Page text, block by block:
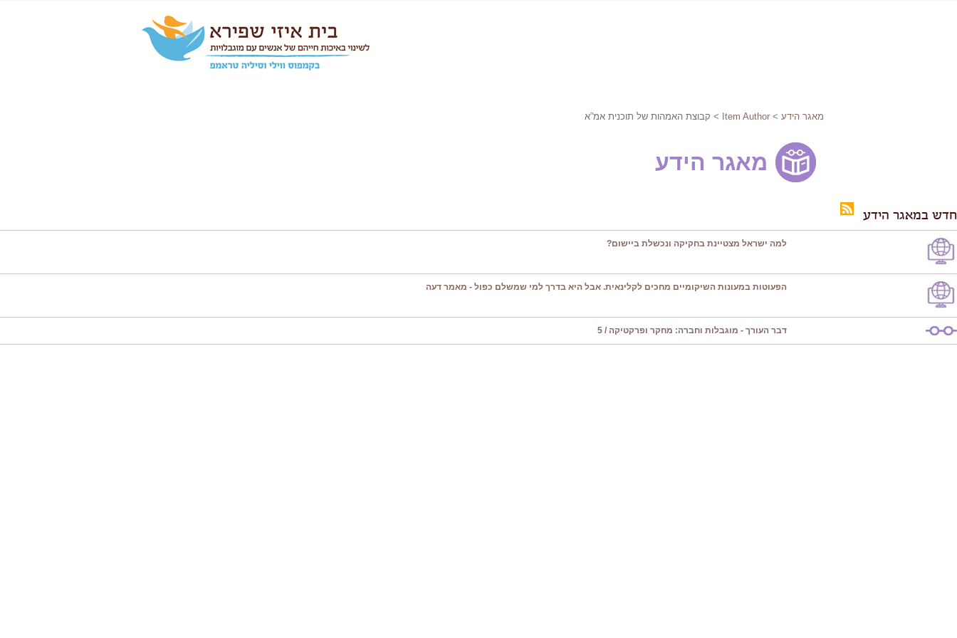
מאגר הידע >
Item Author > קבוצת האמהות של תוכנית אמ”א
מאגר הידע
חדש במאגר הידע
למה ישראל מצטיינת בחקיקה ונכשלת ביישום?
הפעוטות במעונות השיקומיים מחכים לקלינאית. אבל היא בדרך למי שמשלם כפול - מאמר דעה
דבר העורך - מוגבלות וחברה: מחקר ופרקטיקה / 5